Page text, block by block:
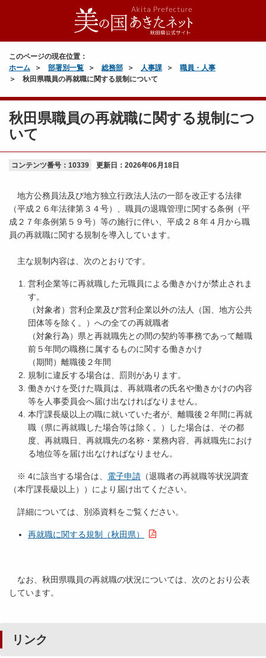
このページの現在位置：
ホーム
部署別一覧 総務部 人事課
職員・人事
秋田県職員の再就職に関する規制について
秋田県職員の再就職に関する規制につ
いて
コンテンツ番号：10339 更新日： 2026年06月18日
地方公務員法及び地方独立行政法人法の一部を改正する法律
（平成２６年法律第３４号）、職員の退職管理に関する条例（平
成２７年条例第５９号）等の施行に伴い、平成２８年４月から職
員の再就職に関する規制を導入しています。
主な規制内容は、次のとおりです。
営利企業等に再就職した元職員による働きかけが禁止されま
す。
（対象者）営利企業及び営利企業以外の法人（国、地方公共
団体等を除く。）への全ての再就職者
（対象行為）県と再就職先との間の契約等事務であって離職
前５年間の職務に属するものに関する働きかけ
（期間）離職後２年間
規制に違反する場合は、罰則があります。
働きかけを受けた職員は、再就職者の氏名や働きかけの内容
等を人事委員会へ届け出なければなりません。
本庁課長級以上の職に就いていた者が、離職後２年間に再就
職（県に再就職した場合等は除く。）した場合は、その都
度、再就職日、再就職先の名称・業務内容、再就職先におけ
る地位等を届け出なければなりません。
※ 4に該当する場合は、 電子申請 （退職者の再就職等状況調査
（本庁課長級以上））により届け出てください。
詳細については、別添資料をご覧ください。
再就職に関する規制（秋田県）
なお、秋田県職員の再就職の状況については、次のとおり公表
しています。
リンク